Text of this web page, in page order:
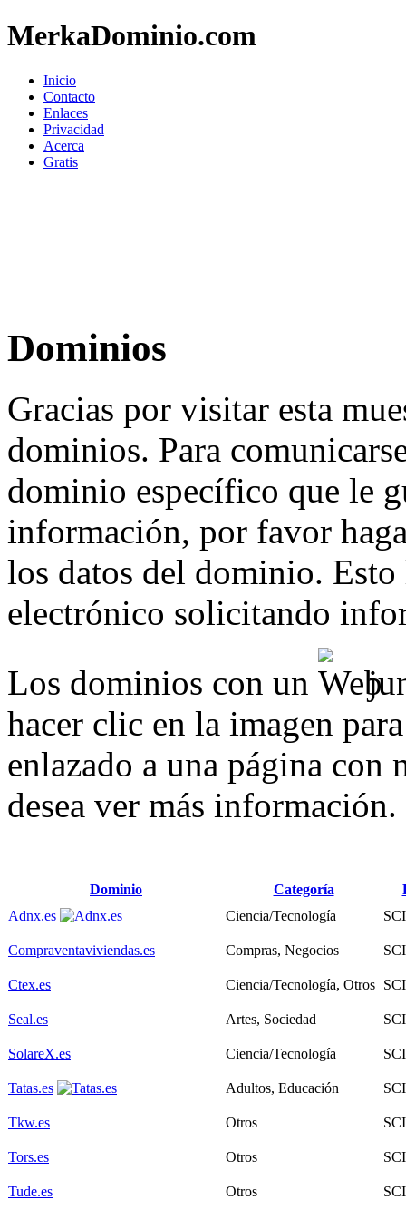
MerkaDominio.com
Inicio
Contacto
Enlaces
Privacidad
Acerca
Gratis
Dominios
Gracias por visitar esta
dominios. Para
dominio específico que le
información, por favor
los datos del dominio.
electrónico solicitando
Los dominios con un
hacer clic en la imagen
enlazado a una página con
desea ver más información.
Dominio Categoría
Adnx.es
Ciencia/Tecnología
Compraventaviviendas.es Compras, Negocios
Ctex.es Ciencia/Tecnología, Otros
Seal.es Artes, Sociedad
SolareX.es Ciencia/Tecnología
Tatas.es Adultos, Educación
Tkw.es Otros
Tors.es Otros
Tude.es Otros